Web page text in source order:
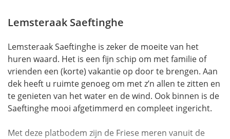
Lemsteraak Saeftinghe
Lemsteraak Saeftinghe is zeker de moeite van het
huren waard. Het is een fijn schip om met familie of
vrienden een (korte) vakantie op door te brengen. Aan
dek heeft u ruimte genoeg om met z’n allen te zitten en
te genieten van het water en de wind. Ook binnen is de
Saeftinghe mooi afgetimmerd en compleet ingericht.
Met deze platbodem zijn de Friese meren vanuit de